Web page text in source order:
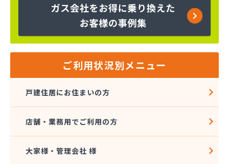
ご利用状況別メニュー
戸建住居にお住まいの方
店舗・業務用でご利用の方
大家様・管理会社 様